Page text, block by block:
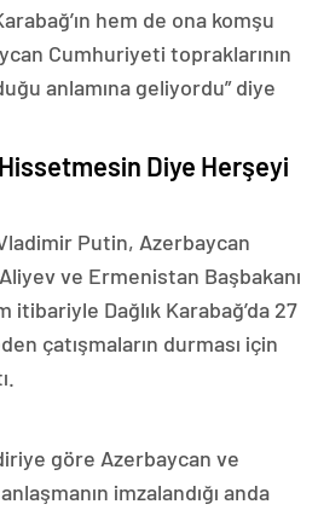
hem de ona komşu
Cumhuriyeti topraklarının
anlamına geliyordu” diye
Diye Herşeyi
Putin, Azerbaycan
ve Ermenistan Başbakanı
itibariyle Dağlık Karabağ’da 27
çatışmaların durması için
göre Azerbaycan ve
imzalandığı anda